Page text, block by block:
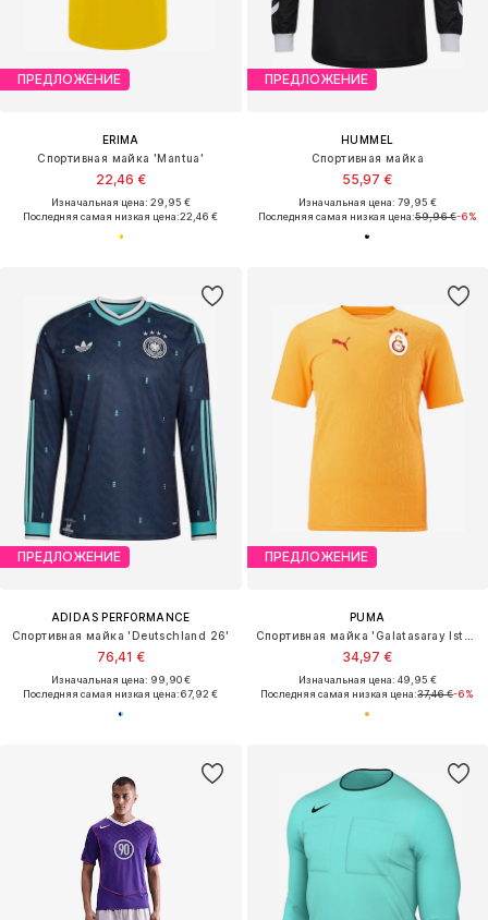
ПРЕДЛОЖЕНИЕ
ERIMA
Спортивная майка 'Mantua'
22,46 €
Изначальная цена: 29,95 €
Последняя самая низкая цена:22,46 €
ПРЕДЛОЖЕНИЕ
HUMMEL
Спортивная майка
55,97 €
Изначальная цена: 79,95 €
Последняя самая низкая цена:59,96 €-6%
ПРЕДЛОЖЕНИЕ
ADIDAS PERFORMANCE
Спортивная майка 'Deutschland 26'
76,41 €
Изначальная цена: 99,90 €
Последняя самая низкая цена:67,92 €
ПРЕДЛОЖЕНИЕ
PUMA
34,97 €
Изначальная цена: 49,95 €
Последняя самая низкая цена:37,46 €-6%